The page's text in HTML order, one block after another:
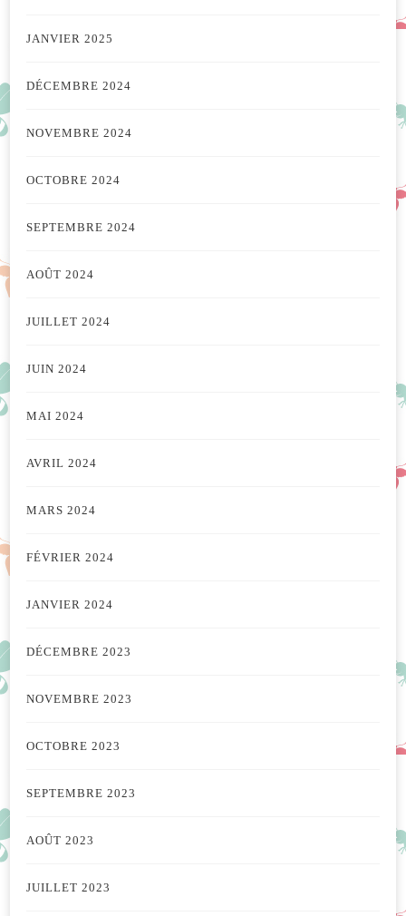
JANVIER 2025
DÉCEMBRE 2024
NOVEMBRE 2024
OCTOBRE 2024
SEPTEMBRE 2024
AOÛT 2024
JUILLET 2024
JUIN 2024
MAI 2024
AVRIL 2024
MARS 2024
FÉVRIER 2024
JANVIER 2024
DÉCEMBRE 2023
NOVEMBRE 2023
OCTOBRE 2023
SEPTEMBRE 2023
AOÛT 2023
JUILLET 2023